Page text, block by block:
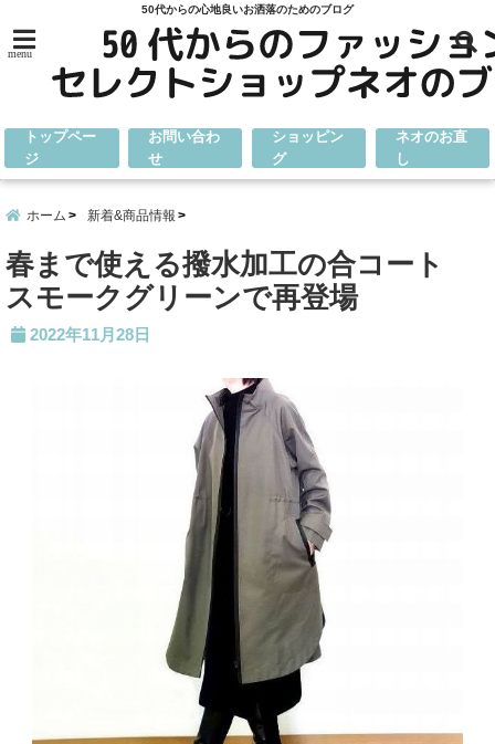
50代からの心地良いお洒落のためのブログ
menu
トップペー
ジ
お問い合わ
せ
ショッピン
グ
ネオのお直
し
ホーム 新着&商品情報
春まで使える撥水加工の合コート
スモークグリーンで再登場
2022年11月28日